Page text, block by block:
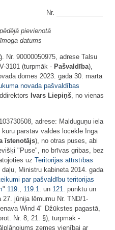
Nr. _____________
pievienotā
datums
Nr. 90000050975, adrese Talsu
3101 (turpmāk - Pašvaldība),
domes 2023. gada 30. marta
novada pašvaldības
Ivars Liepiņš , no vienas
adrese: Malduguņu iela
kuru pārstāv valdes locekle Inga
īstenotājs), no otras puses, abi
"Puse", no brīvas gribas, bez
uz Teritorijas attīstības
daļu, Ministru kabineta 2014. gada
par pašvaldību teritorijas
" 119. 119.1 . un 121.
punktu un
jūnija lēmumu Nr. TND/1-
Wind 4" Džūkstes pagastā,
Nr. 8, 21. §), turpmāk -
zemes vienībai ar